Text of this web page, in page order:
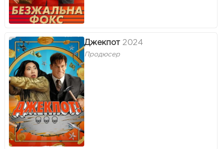
Джекпот 2024
Продюсер